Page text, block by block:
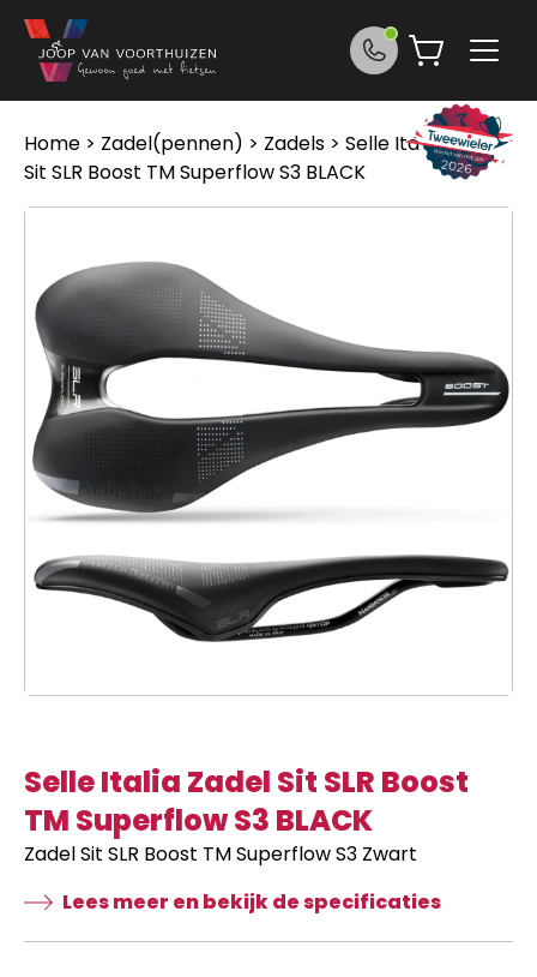
Ga naar de inhoud
Home > Zadel(pennen) > Zadels > Selle Italia Zadel
Sit SLR Boost TM Superflow S3 BLACK
Selle Italia Zadel Sit SLR Boost
TM Superflow S3 BLACK
Zadel Sit SLR Boost TM Superflow S3 Zwart
Lees meer en bekijk de specificaties